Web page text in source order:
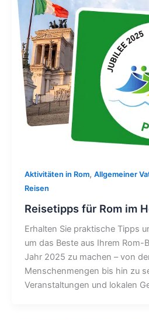
Aktivitäten in Rom, Allgemeiner
Reisen
Reisetipps für Rom im
Erhalten Sie praktische Tipps
um das Beste aus Ihrem Rom-
Jahr 2025 zu machen – von
Menschenmengen bis hin zu
Veranstaltungen und lokalen